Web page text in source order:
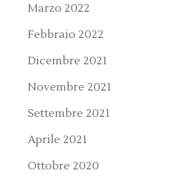
Marzo 2022
Febbraio 2022
Dicembre 2021
Novembre 2021
Settembre 2021
Aprile 2021
Ottobre 2020